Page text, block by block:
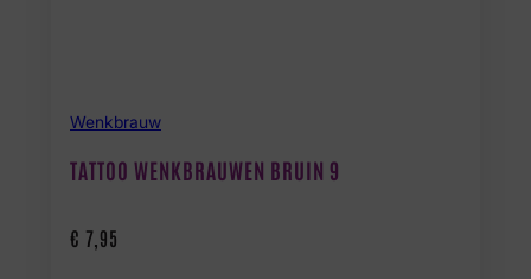
Wenkbrauw
TATTOO WENKBRAUWEN BRUIN 9
€ 7,95